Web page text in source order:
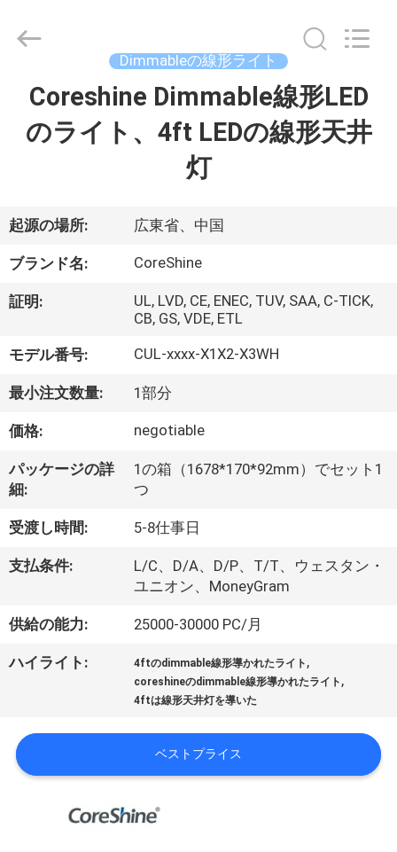
ダ
ク
ト
私
達
に
つ
い
て
場
旅
品
2021
Coreshine
Optoelectronics
Rights
Reserved.
Dimmableの線形ライト
Coreshine Dimmable線形LED
のライト、4ft LEDの線形天井
灯
起源の場所: 広東省、中国
ブランド名: CoreShine
証明:
UL, LVD, CE, ENEC, TUV, SAA, C-TICK,
CB, GS, VDE, ETL
モデル番号: CUL-xxxx-X1X2-X3WH
最小注文数量: 1部分
価格: negotiable
パッケージの詳
細:
1の箱（1678*170*92mm）でセット1
つ
受渡し時間: 5-8仕事日
支払条件:
L/C、D/A、D/P、T/T、ウェスタン・
ユニオン、MoneyGram
供給の能力: 25000-30000 PC/月
ハイライト: 4ftのdimmable線形導かれたライト ,
coreshineのdimmable線形導かれたライト ,
4ftは線形天井灯を導いた
ベストプライス